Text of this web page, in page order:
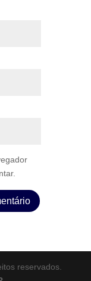
reservados.